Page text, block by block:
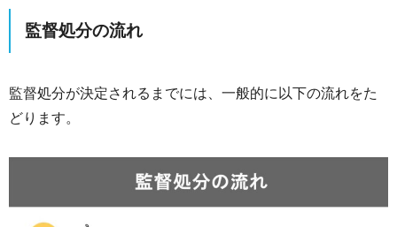
監督処分の流れ
監督処分が決定されるまでには、一般的に以下の流れをた
どります。